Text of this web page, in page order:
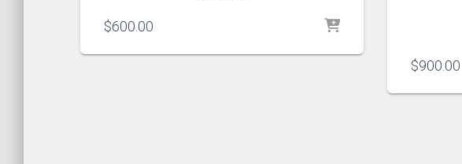
$600.00
$900.00